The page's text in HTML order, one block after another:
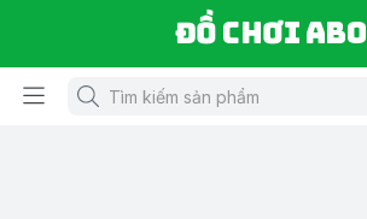
Đồ chơi ABO